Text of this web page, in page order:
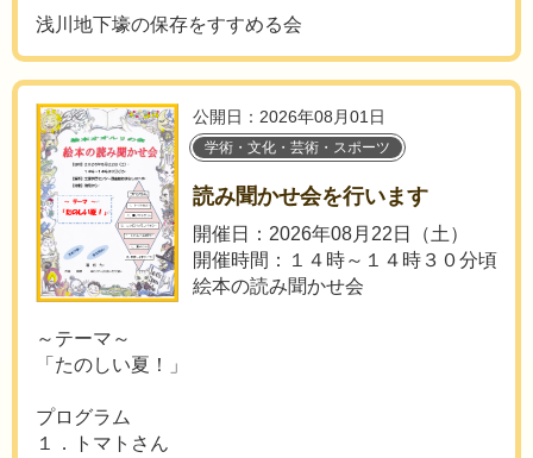
浅川地下壕の保存をすすめる会
公開日：2026年08月01日
学術・文化・芸術・スポーツ
読み聞かせ会を行います
開催日：2026年08月22日（土）
開催時間：１４時～１４時３０分頃
絵本の読み聞かせ会
～テーマ～
「たのしい夏！」
プログラム
１．トマトさん